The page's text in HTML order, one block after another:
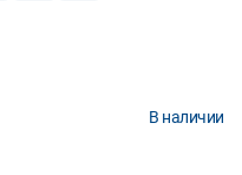
В наличии